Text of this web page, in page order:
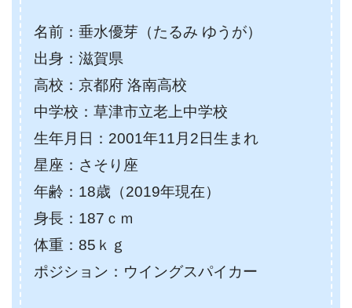
名前：垂水優芽（たるみ ゆうが）
出身：滋賀県
高校：京都府 洛南高校
中学校：草津市立老上中学校
生年月日：2001年11月2日生まれ
星座：さそり座
年齢：18歳（2019年現在）
身長：187ｃｍ
体重：85ｋｇ
ポジション：ウイングスパイカー